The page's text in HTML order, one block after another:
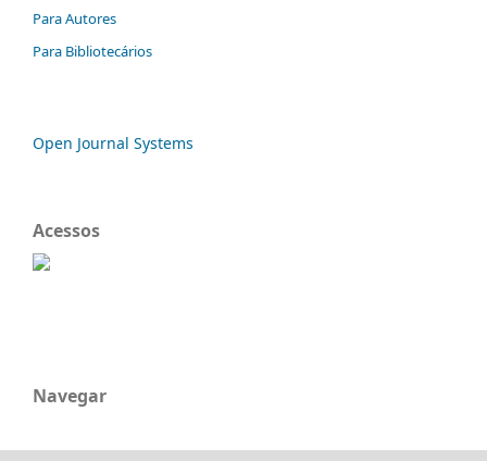
Para Autores
Para Bibliotecários
Open Journal Systems
Acessos
Navegar